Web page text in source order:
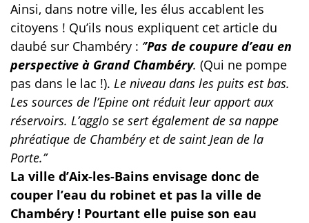
Ainsi, dans notre ville, les élus accablent les
citoyens ! Qu’ils nous expliquent cet article du
daubé sur Chambéry : ‘’Pas de coupure d’eau en
perspective à Grand Chambéry. (Qui ne pompe
pas dans le lac !). Le niveau dans les puits est bas.
Les sources de l’Epine ont réduit leur apport aux
réservoirs. L’agglo se sert également de sa nappe
phréatique de Chambéry et de saint Jean de la
Porte.’’
La ville d’Aix-les-Bains envisage donc de
couper l’eau du robinet et pas la ville de
Chambéry ! Pourtant elle puise son eau